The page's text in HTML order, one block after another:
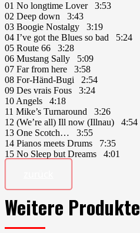
01 No longtime Lover 3:53
02 Deep down 3:43
03 Boogie Nostalgy 3:19
04 I’ve got the Blues so bad 5:24
05 Route 66 3:28
06 Mustang Sally 5:09
07 Far from here 3:58
08 For-Händ-Bugi 2:54
09 Des vrais Fous 3:24
10 Angels 4:18
11 Mike’s Turnaround 3:26
12 (We’re all) Ill now (Illnau) 4:54
13 One Scotch… 3:55
14 Pianos meets Drums 7:35
15 No Sleep but Dreams 4:01
Weitere Produkte